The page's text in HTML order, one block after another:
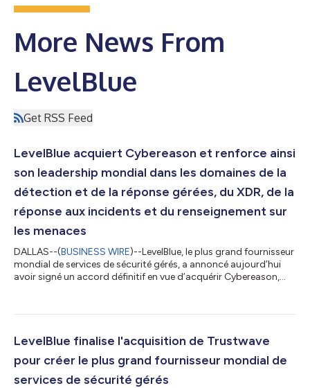
More News From
LevelBlue
Get RSS Feed
LevelBlue acquiert Cybereason et renforce ainsi
son leadership mondial dans les domaines de la
détection et de la réponse gérées, du XDR, de la
réponse aux incidents et du renseignement sur
les menaces
DALLAS--(BUSINESS WIRE)--LevelBlue, le plus grand fournisseur
mondial de services de sécurité gérés, a annoncé aujourd’hui
avoir signé un accord définitif en vue d’acquérir Cybereason,
son équipe d’élite spécialisée dans le renseignement sur les
numérique et de réponse aux incidents (DFIR). Pour les clients et
LevelBlue finalise l'acquisition de Trustwave
pour créer le plus grand fournisseur mondial de
services de sécurité gérés